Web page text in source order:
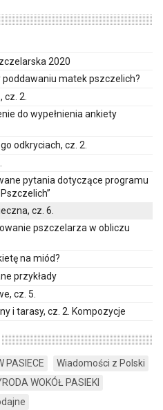
2020
poddawaniu matek pszczelich?
2.
do wypełnienia ankiety
odkryciach, cz. 2.
pytania dotyczące programu
cz. 6.
pszczelarza w obliczu
na miód?
przykłady
cz. 5.
i tarasy, cz. 2. Kompozycje
PASIECE
Wiadomości z Polski
WOKÓŁ PASIEKI